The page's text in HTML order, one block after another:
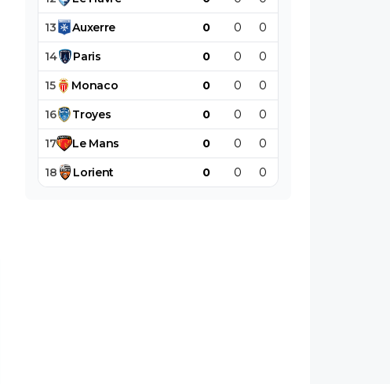
13 Auxerre 0 0 0
14 Paris 0 0 0
15 Monaco 0 0 0
16 Troyes 0 0 0
17 Le Mans 0 0 0
18 Lorient 0 0 0